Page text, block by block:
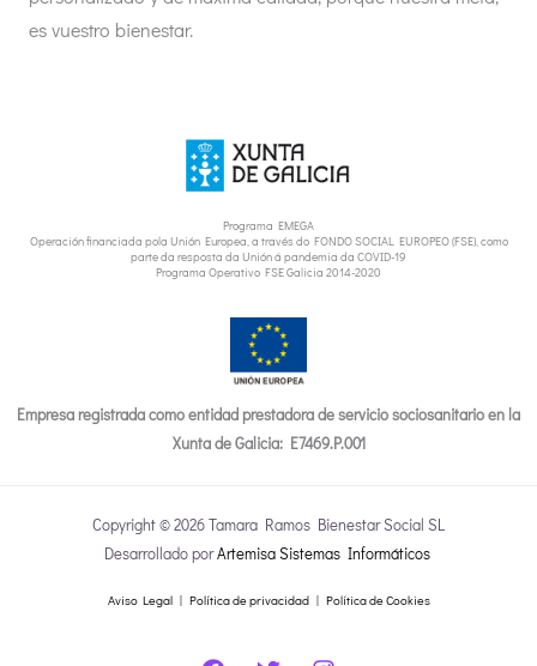
es vuestro bienestar.
Programa EMEGA
Operación financiada pola Unión Europea, a través do FONDO SOCIAL EUROPEO (FSE), como
parte da resposta da Unión á pandemia da COVID-19
Programa Operativo FSE Galicia 2014-2020
Empresa registrada como entidad prestadora de servicio sociosanitario en la
Xunta de Galicia: E7469.P.001
Copyright © 2026 Tamara Ramos Bienestar Social SL
Desarrollado porArtemisa Sistemas Informáticos
Aviso Legal| Política de privacidad| Política de Cookies